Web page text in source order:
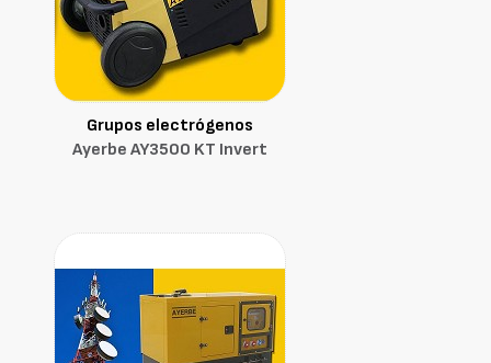
Grupos electrógenos
Ayerbe AY3500 KT Invert